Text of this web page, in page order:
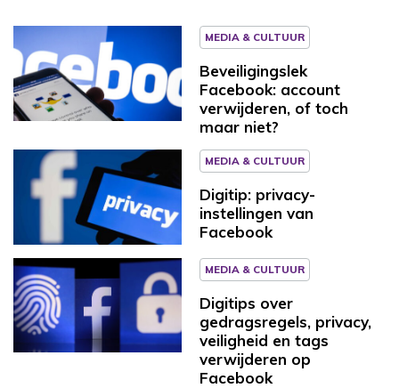
MEDIA & CULTUUR
Beveiligingslek
Facebook: account
verwijderen, of toch
maar niet?
MEDIA & CULTUUR
Digitip: privacy-
instellingen van
Facebook
MEDIA & CULTUUR
Digitips over
gedragsregels, privacy,
veiligheid en tags
verwijderen op
Facebook